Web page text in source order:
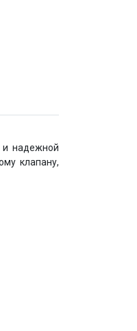
и надежной
клапану,